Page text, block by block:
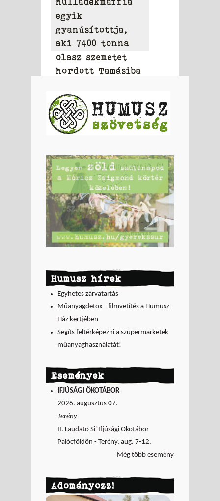
egyik
gyanúsítottja,
aki 7400 tonna
olasz szemetet
hordott Tamásiba
Humusz hírek
Egyhetes zárvatartás
Műanyagdetox - filmvetítés a Humusz
Ház kertjében
Segíts feltérképezni a szupermarketek
műanyaghasználatát!
Események
IFJÚSÁGI ÖKOTÁBOR
2026. augusztus 07.
Terény
II. Laudato Si' Ifjúsági Ökotábor
Palócföldön - Terény, aug. 7-12.
Még több esemény
Adományozz!